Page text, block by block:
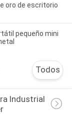
oro de escritorio
pequeño mini
Todos
Industrial